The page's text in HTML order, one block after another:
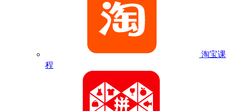
淘宝课
程